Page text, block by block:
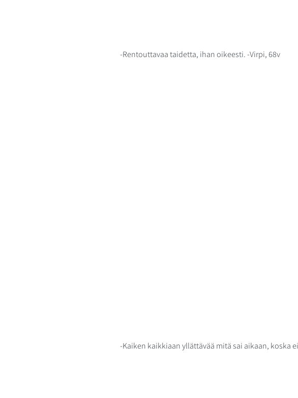
-Rentouttavaa taidetta, ihan oikeesti. -Virpi, 68v
-Kaiken kaikkiaan yllättävää mitä sai aikaan, koska